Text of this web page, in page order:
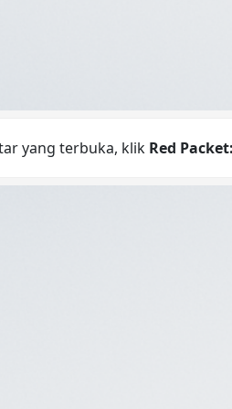
yang terbuka, klik Red